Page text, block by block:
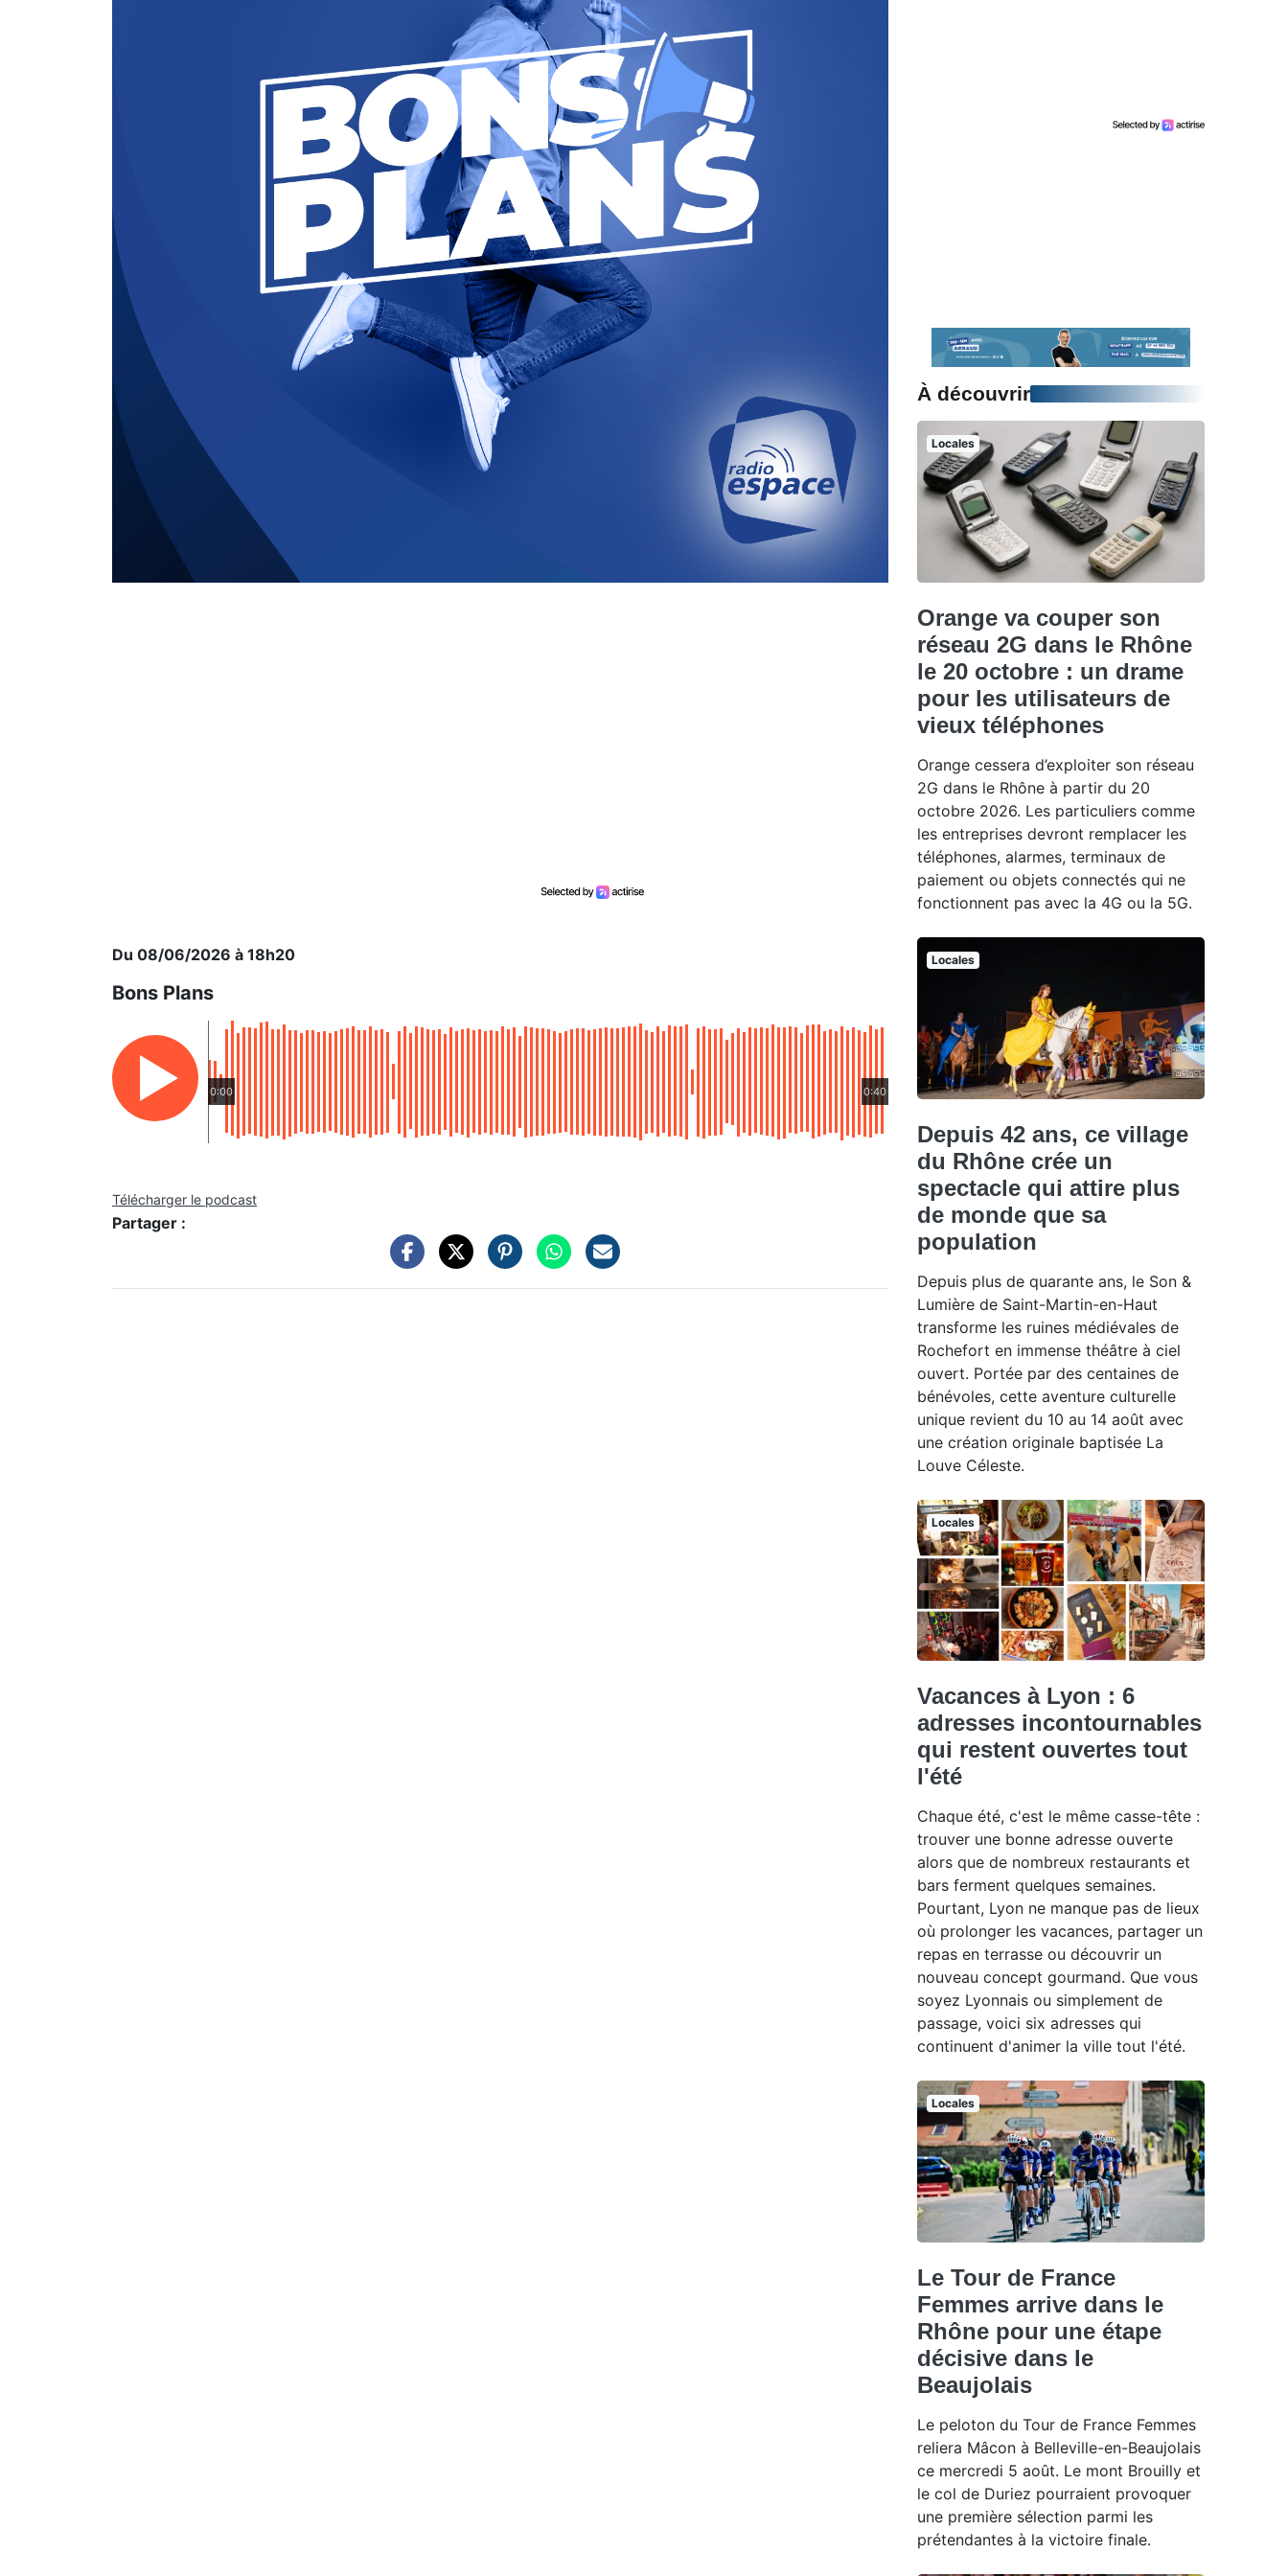
Du 08/06/2026 à 18h20
Bons Plans
0:00 0:40
Télécharger le podcast
Partager :
À découvrir
Locales
Orange va couper son
réseau 2G dans le Rhône
le 20 octobre : un drame
pour les utilisateurs de
vieux téléphones
Orange cessera d’exploiter son réseau
2G dans le Rhône à partir du 20
octobre 2026. Les particuliers comme
les entreprises devront remplacer les
téléphones, alarmes, terminaux de
paiement ou objets connectés qui ne
fonctionnent pas avec la 4G ou la 5G.
Locales
Depuis 42 ans, ce village
du Rhône crée un
spectacle qui attire plus
de monde que sa
population
Depuis plus de quarante ans, le Son &
Lumière de Saint-Martin-en-Haut
transforme les ruines médiévales de
Rochefort en immense théâtre à ciel
ouvert. Portée par des centaines de
bénévoles, cette aventure culturelle
unique revient du 10 au 14 août avec
une création originale baptisée La
Louve Céleste.
Locales
Vacances à Lyon : 6
adresses incontournables
qui restent ouvertes tout
l'été
Chaque été, c'est le même casse-tête :
trouver une bonne adresse ouverte
alors que de nombreux restaurants et
bars ferment quelques semaines.
Pourtant, Lyon ne manque pas de lieux
où prolonger les vacances, partager un
repas en terrasse ou découvrir un
nouveau concept gourmand. Que vous
soyez Lyonnais ou simplement de
passage, voici six adresses qui
continuent d'animer la ville tout l'été.
Locales
Le Tour de France
Femmes arrive dans le
Rhône pour une étape
décisive dans le
Beaujolais
Le peloton du Tour de France Femmes
reliera Mâcon à Belleville-en-Beaujolais
ce mercredi 5 août. Le mont Brouilly et
le col de Duriez pourraient provoquer
une première sélection parmi les
prétendantes à la victoire finale.